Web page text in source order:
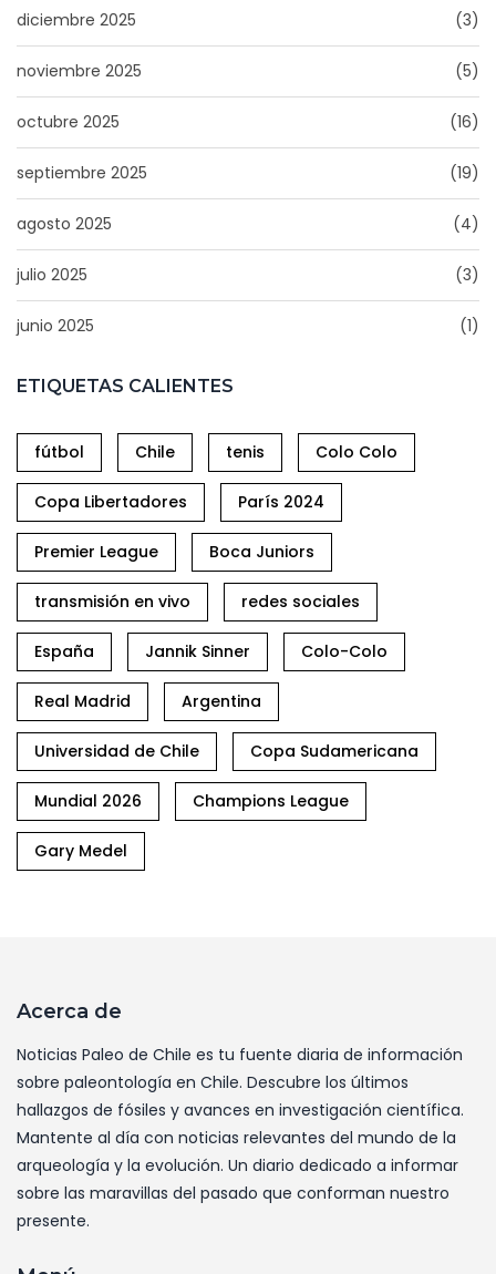
diciembre 2025 (3)
noviembre 2025 (5)
octubre 2025 (16)
septiembre 2025 (19)
agosto 2025 (4)
julio 2025 (3)
junio 2025 (1)
ETIQUETAS CALIENTES
fútbol Chile tenis Colo Colo
Copa Libertadores París 2024
Premier League Boca Juniors
transmisión en vivo redes sociales
España Jannik Sinner Colo-Colo
Real Madrid Argentina
Universidad de Chile Copa Sudamericana
Mundial 2026 Champions League
Gary Medel
Acerca de
Noticias Paleo de Chile es tu fuente diaria de información
sobre paleontología en Chile. Descubre los últimos
hallazgos de fósiles y avances en investigación científica.
Mantente al día con noticias relevantes del mundo de la
arqueología y la evolución. Un diario dedicado a informar
sobre las maravillas del pasado que conforman nuestro
presente.